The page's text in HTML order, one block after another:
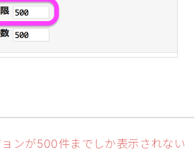
ンが500件までしか表示されない